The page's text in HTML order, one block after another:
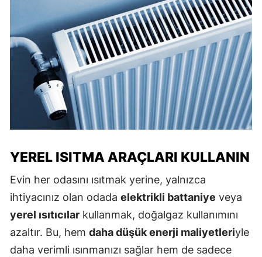
YEREL ISITMA ARAÇLARI KULLANIN
Evin her odasını ısıtmak yerine, yalnızca
ihtiyacınız olan odada elektrikli battaniye veya
yerel ısıtıcılar kullanmak, doğalgaz kullanımını
azaltır. Bu, hem daha düşük enerji maliyetleriyle
daha verimli ısınmanızı sağlar hem de sadece